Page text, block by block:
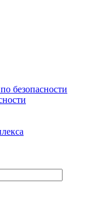
безопасности